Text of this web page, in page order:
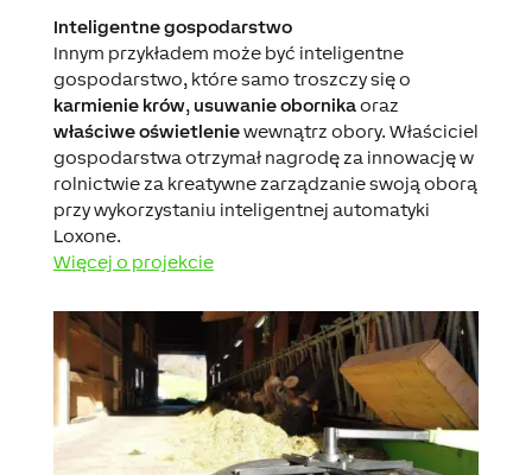
Inteligentne gospodarstwo
Innym przykładem może być inteligentne
gospodarstwo, które samo troszczy się o
karmienie krów, usuwanie obornikaoraz
właściwe oświetleniewewnątrz obory. Właściciel
gospodarstwa otrzymał nagrodę za innowację w
rolnictwie za kreatywne zarządzanie swoją oborą
przy wykorzystaniu inteligentnej automatyki
Loxone.
Więcej o projekcie